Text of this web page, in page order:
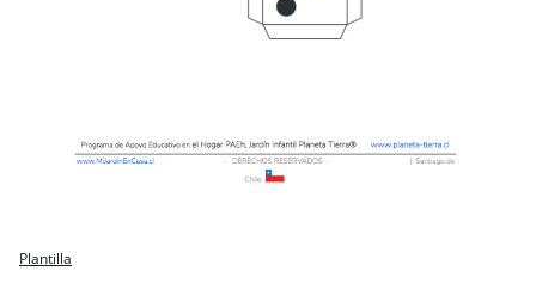
Plantilla